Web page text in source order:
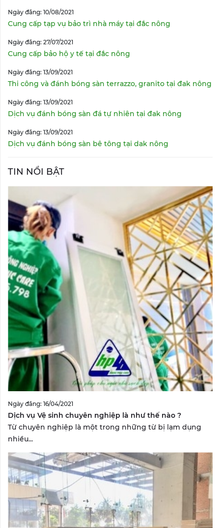
Ngày đăng: 10/08/2021
Cung cấp tạp vụ bảo trì nhà máy tại đắc nông
Ngày đăng: 27/07/2021
Cung cấp bảo hộ y tế tại đắc nông
Ngày đăng: 13/09/2021
Thi công và đánh bóng sàn terrazzo, granito tại đak nông
Ngày đăng: 13/09/2021
Dịch vụ đánh bóng sàn đá tự nhiên tại đak nông
Ngày đăng: 13/09/2021
Dịch vụ đánh bóng sàn bê tông tại dak nông
TIN NỔI BẬT
Ngày đăng: 16/04/2021
Dịch vụ Vệ sinh chuyên nghiệp là như thế nào ?
Từ chuyên nghiệp là một trong những từ bị lạm dụng
nhiều...